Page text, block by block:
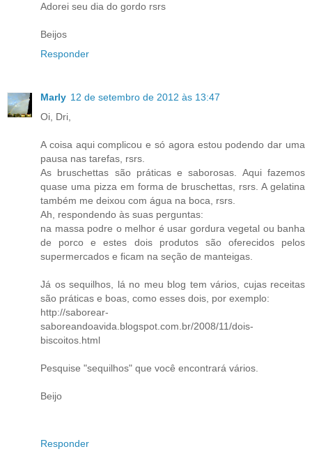
Adorei seu dia do gordo rsrs
Beijos
Responder
Marly 12 de setembro de 2012 às 13:47
Oi, Dri,
A coisa aqui complicou e só agora estou podendo dar uma
pausa nas tarefas, rsrs.
As bruschettas são práticas e saborosas. Aqui fazemos
quase uma pizza em forma de bruschettas, rsrs. A gelatina
também me deixou com água na boca, rsrs.
Ah, respondendo às suas perguntas:
na massa podre o melhor é usar gordura vegetal ou banha
de porco e estes dois produtos são oferecidos pelos
supermercados e ficam na seção de manteigas.
Já os sequilhos, lá no meu blog tem vários, cujas receitas
são práticas e boas, como esses dois, por exemplo:
http://saborear-
saboreandoavida.blogspot.com.br/2008/11/dois-
biscoitos.html
Pesquise "sequilhos" que você encontrará vários.
Beijo
Responder